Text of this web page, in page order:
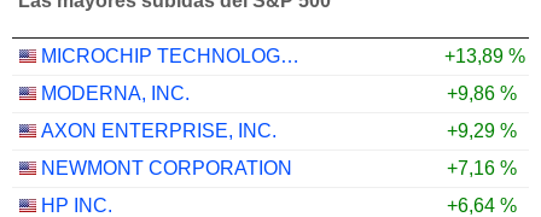
MICROCHIP TECHNOLOGY INCORPORATED
+13,89 %
MODERNA, INC.
+9,86 %
AXON ENTERPRISE, INC.
+9,29 %
NEWMONT CORPORATION
+7,16 %
HP INC.
+6,64 %